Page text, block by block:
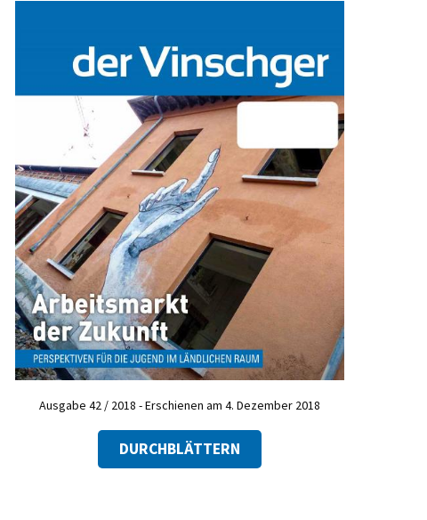
Ausgabe 42 / 2018 - Erschienen am 4. Dezember 2018
DURCHBLÄTTERN